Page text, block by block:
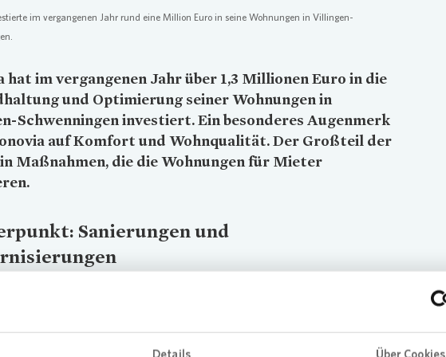
im vergangenen Jahr rund eine Million Euro in seine Wohnungen in Villingen-
hat im vergangenen Jahr über 1,3 Millionen Euro in die
und Optimierung seiner Wohnungen in
Schwenningen investiert. Ein besonderes Augenmerk
auf Komfort und Wohnqualität. Der Großteil der
Maßnahmen, die die Wohnungen für Mieter
Sanierungen und
etwa Fassadendämmungen, neue Fenster oder der Austausch
Das sorgt für ein gesundes Raumklima und niedrigere Heizkosten.